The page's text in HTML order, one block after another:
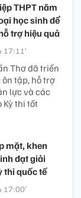
THPT năm
học sinh để
trợ hiệu quả
Thơ đã triển
tập, hỗ trợ
lực và các
Kỳ thi tốt
mặt, khen
đạt giải
thi quốc tế